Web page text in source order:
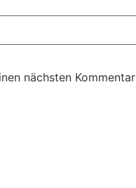
nächsten Kommentar